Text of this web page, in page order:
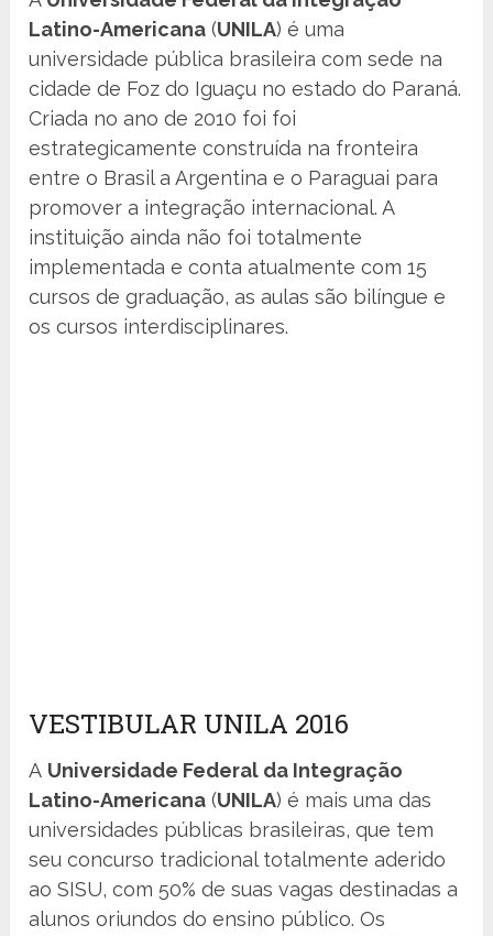
Latino-Americana (UNILA) é uma
universidade pública brasileira com sede na
cidade de Foz do Iguaçu no estado do Paraná.
Criada no ano de 2010 foi foi
estrategicamente construída na fronteira
entre o Brasil a Argentina e o Paraguai para
promover a integração internacional. A
instituição ainda não foi totalmente
implementada e conta atualmente com 15
cursos de graduação, as aulas são bilíngue e
os cursos interdisciplinares.
VESTIBULAR UNILA 2016
A Universidade Federal da Integração
Latino-Americana (UNILA) é mais uma das
universidades públicas brasileiras, que tem
seu concurso tradicional totalmente aderido
ao SISU, com 50% de suas vagas destinadas a
alunos oriundos do ensino público. Os